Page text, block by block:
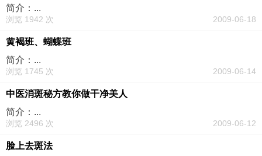
简介：...
浏览 1942 次 2009-06-18
黄褐班、蝴蝶班
简介：...
浏览 1745 次 2009-06-14
中医消斑秘方教你做干净美人
简介：...
浏览 2496 次 2009-06-12
脸上去斑法